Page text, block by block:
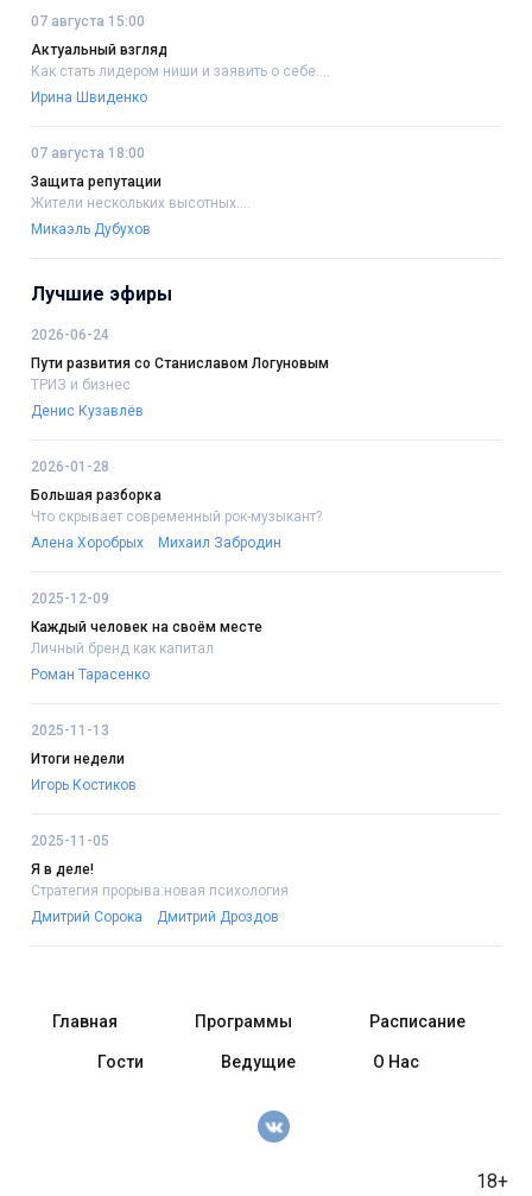
07 августа 15:00
Актуальный взгляд
Как стать лидером ниши и заявить о себе....
Ирина Швиденко
07 августа 18:00
Защита репутации
Жители нескольких высотных....
Микаэль Дубухов
Лучшие эфиры
2026-06-24
Пути развития со Станиславом Логуновым
ТРИЗ и бизнес
Денис Кузавлёв
2026-01-28
Большая разборка
Что скрывает современный рок-музыкант?
Алена Хоробрых
Михаил Забродин
2025-12-09
Каждый человек на своём месте
Личный бренд как капитал
Роман Тарасенко
2025-11-13
Итоги недели
Игорь Костиков
2025-11-05
Я в деле!
Стратегия прорыва:новая психология
Дмитрий Сорока
Дмитрий Дроздов
18+
Главная Программы Расписание
Гости Ведущие О Нас